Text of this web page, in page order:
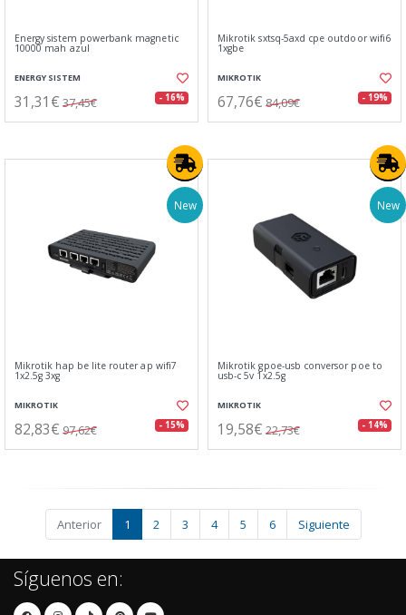
Energy sistem powerbank magnetic
10000 mah azul
ENERGY SISTEM
31,31€ 37,45€ - 16%
Mikrotik sxtsq-5axd cpe outdoor wifi6
1xgbe
MIKROTIK
67,76€ 84,09€ - 19%
New
Mikrotik hap be lite router ap wifi7
1x2.5g 3xg
MIKROTIK
82,83€ 97,62€ - 15%
New
Mikrotik gpoe-usb conversor poe to
usb-c 5v 1x2.5g
MIKROTIK
19,58€ 22,73€ - 14%
Anterior 1 2 3 4 5 6 Siguiente
Síguenos en: